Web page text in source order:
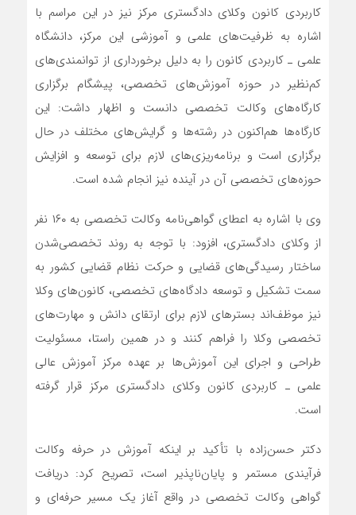
کاربردی کانون وکلای دادگستری مرکز نیز در این مراسم با
اشاره به ظرفیت‌های علمی و آموزشی این مرکز، دانشگاه
علمی ـ کاربردی کانون را به دلیل برخورداری از توانمندی‌های
کم‌نظیر در حوزه آموزش‌های تخصصی، پیشگام برگزاری
کارگاه‌های وکالت تخصصی دانست و اظهار داشت: این
کارگاه‌ها هم‌اکنون در رشته‌ها و گرایش‌های مختلف در حال
برگزاری است و برنامه‌ریزی‌های لازم برای توسعه و افزایش
حوزه‌های تخصصی آن در آینده نیز انجام شده است.
وی با اشاره به اعطای گواهی‌نامه وکالت تخصصی به ۱۶۰ نفر
از وکلای دادگستری، افزود: با توجه به روند تخصصی‌شدن
ساختار رسیدگی‌های قضایی و حرکت نظام قضایی کشور به
سمت تشکیل و توسعه دادگاه‌های تخصصی، کانون‌های وکلا
نیز موظف‌اند بستر‌های لازم برای ارتقای دانش و مهارت‌های
تخصصی وکلا را فراهم کنند و در همین راستا، مسئولیت
طراحی و اجرای این آموزش‌ها بر عهده مرکز آموزش عالی
علمی ـ کاربردی کانون وکلای دادگستری مرکز قرار گرفته
است.
دکتر حسن‌زاده با تأکید بر اینکه آموزش در حرفه وکالت
فرآیندی مستمر و پایان‌ناپذیر است، تصریح کرد: دریافت
گواهی وکالت تخصصی در واقع آغاز یک مسیر حرفه‌ای و